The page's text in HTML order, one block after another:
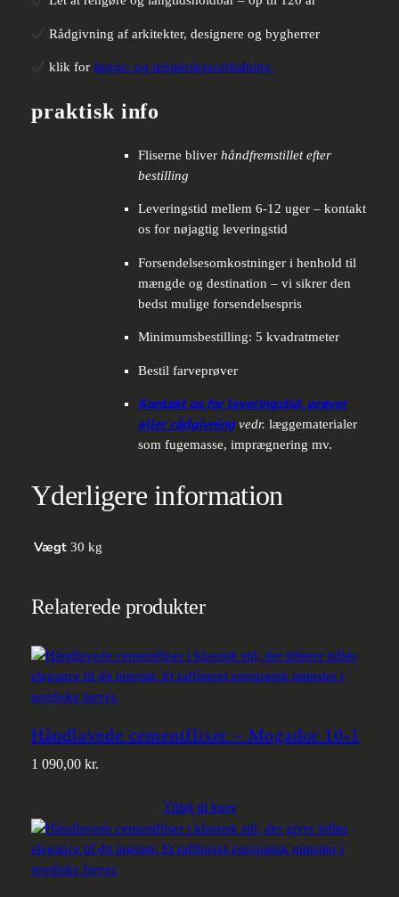
Rådgivning af arkitekter, designere og bygherrer
klik for lægge- og rengøringsvejledning
praktisk info
Fliserne bliver håndfremstillet efter
bestilling
Leveringstid mellem 6-12 uger – kontakt
os for nøjagtig leveringstid
Forsendelsesomkostninger i henhold til
mængde og destination – vi sikrer den
bedst mulige forsendelsespris
Minimumsbestilling: 5 kvadratmeter
Bestil farveprøver
Kontakt os for leveringstid, prøver
eller rådgivningvedr. læggematerialer
som fugemasse, imprægnering mv.
Yderligere information
Vægt 30 kg
Relaterede produkter
Håndlavede cementfliser – Mogador 10-1
1 090,00 kr.
Tilføj til kurv